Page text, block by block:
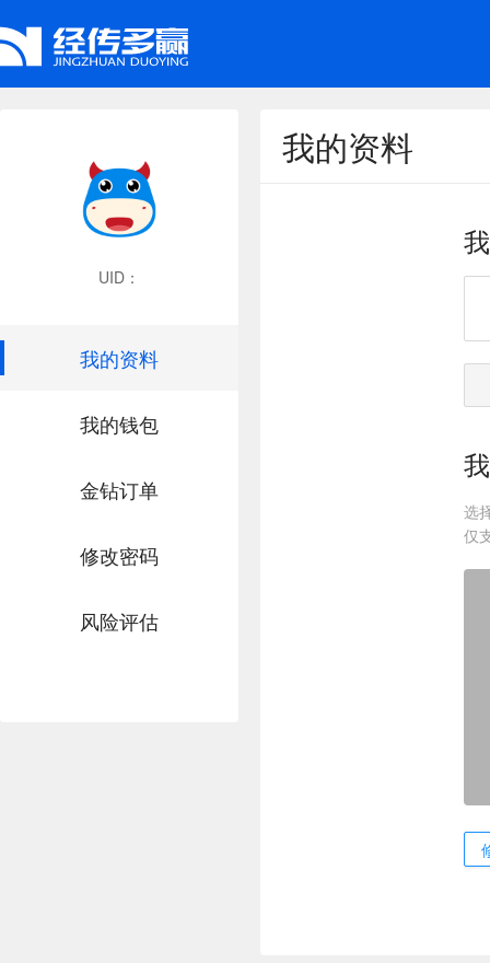
UID：
我的资料
我的钱包
金钻订单
修改密码
风险评估
我的资料
选
仅